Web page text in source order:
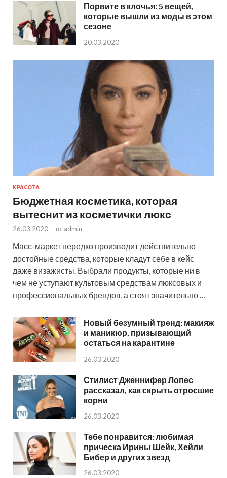
Порвите в клочья: 5 вещей,
которые вышли из моды в этом
сезоне
20.03.2020
КРАСОТА
Бюджетная косметика, которая
вытеснит из косметички люкс
26.03.2020 - от admin
Масс-маркет нередко производит действительно
достойные средства, которые кладут себе в кейс
даже визажисты. Выбрали продукты, которые ни в
чем не уступают культовым средствам люксовых и
профессиональных брендов, а стоят значительно …
Новый безумный тренд: макияж
и маникюр, призывающий
остаться на карантине
26.03.2020
Стилист Дженнифер Лопес
рассказал, как скрыть отросшие
корни
26.03.2020
Тебе понравится: любимая
прическа Ирины Шейк, Хейли
Бибер и других звезд
26.03.2020